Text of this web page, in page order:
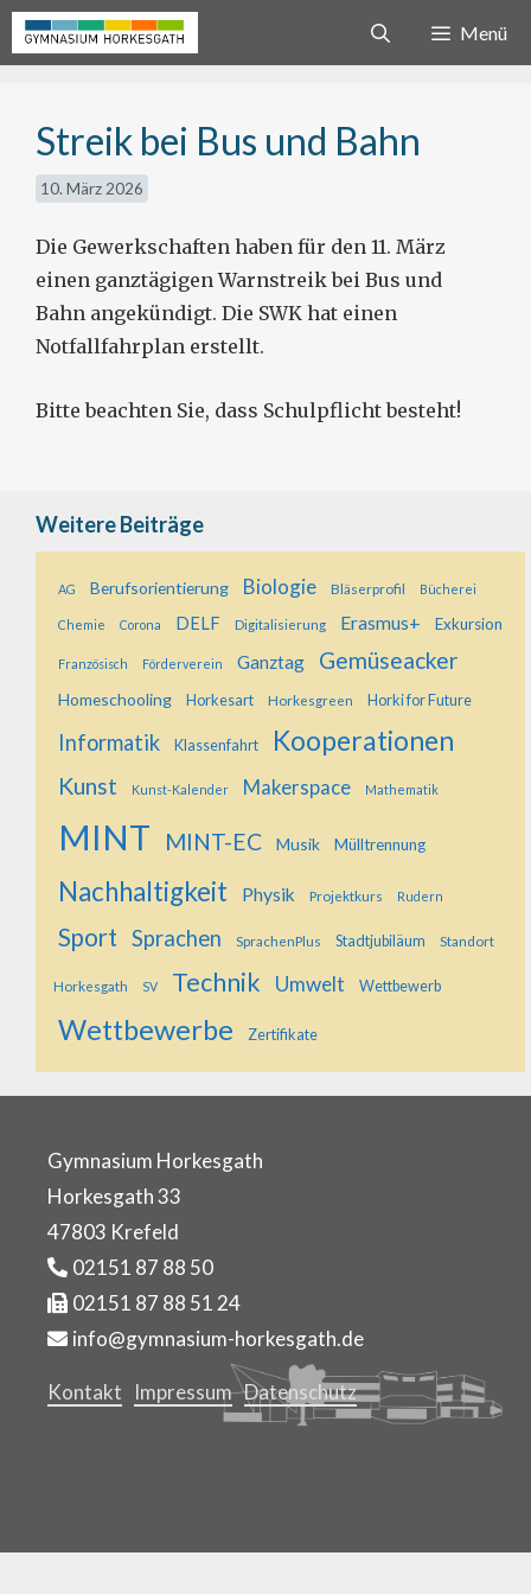
Zum
Inhalt
Menü
Streik bei Bus und Bahn
10. März 2026
Die Gewerkschaften haben für den 11. März
einen ganztägigen Warnstreik bei Bus und
Bahn angekündigt. Die SWK hat einen
Notfallfahrplan erstellt.
Bitte beachten Sie, dass Schulpflicht besteht!
Weitere Beiträge
AG Berufsorientierung Biologie Bläserprofil Bücherei
Chemie Corona DELF Digitalisierung Erasmus+ Exkursion
Französisch Förderverein Ganztag Gemüseacker
Homeschooling Horkesart Horkesgreen Horki for Future
Informatik Klassenfahrt Kooperationen
Kunst Kunst-Kalender Makerspace Mathematik
MINT MINT-EC Musik Mülltrennung
Nachhaltigkeit Physik Projektkurs Rudern
Sport Sprachen SprachenPlus Stadtjubiläum Standort
Horkesgath SV Technik Umwelt Wettbewerb
Wettbewerbe Zertifikate
Gymnasium Horkesgath
Horkesgath 33
47803 Krefeld
02151 87 88 50
02151 87 88 51 24
info@gymnasium-horkesgath.de
Kontakt Impressum Datenschutz